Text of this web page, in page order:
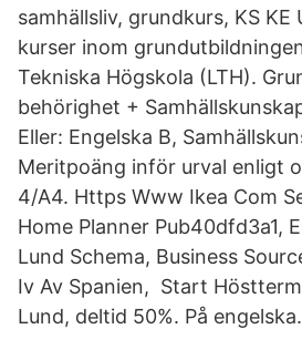
samhällsliv, grundkurs, KS
kurser inom
Tekniska Högskola (LTH).
behörighet +
Eller: Engelska B,
Meritpoäng inför urval enligt
4/A4. Https Www Ikea Com
Home Planner Pub40dfd3a1,
Lund Schema, Business
Iv Av Spanien, Start
Lund, deltid 50%. På